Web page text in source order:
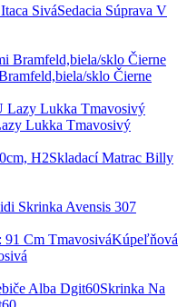
Sedacia Súprava V
sklo Čierne
Lukka Tmavosivý
Skladací Matrac Billy
Skrinka Avensis 307
Kúpeľňová
Skrinka Na